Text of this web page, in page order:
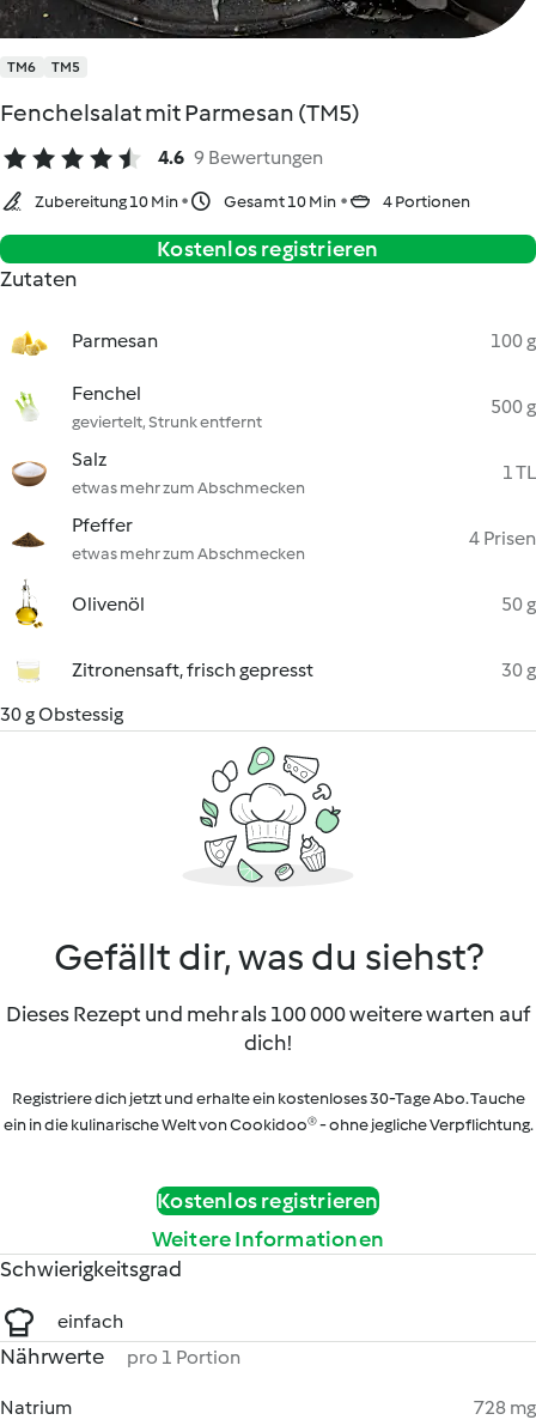
TM6 TM5
Fenchelsalat mit Parmesan (TM5)
4.6 9 Bewertungen
Zubereitung 10 Min Gesamt 10 Min 4 Portionen
Kostenlos registrieren
Zutaten
Parmesan 100 g
Fenchel
geviertelt, Strunk entfernt
500 g
Salz
etwas mehr zum Abschmecken
1 TL
Pfeffer
etwas mehr zum Abschmecken
4 Prisen
Olivenöl 50 g
Zitronensaft, frisch gepresst
30 g
30 g Obstessig
Gefällt dir, was du siehst?
Dieses Rezept und mehr als 100 000 weitere warten auf
dich!
Registriere dich jetzt und erhalte ein kostenloses 30-Tage Abo. Tauche
ein in die kulinarische Welt von Cookidoo® - ohne jegliche Verpflichtung.
Kostenlos registrieren
Weitere Informationen
Schwierigkeitsgrad
einfach
Nährwerte pro 1 Portion
Natrium
728 mg